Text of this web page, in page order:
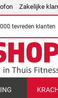
Zakelijke
tevreden klanten